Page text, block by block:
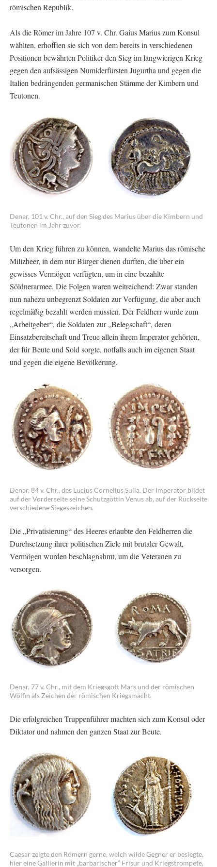
römischen Republik.
Als die Römer im Jahre 107 v. Chr. Gaius Marius zum Konsul
wählten, erhofften sie sich von dem bereits in verschiedenen
Positionen bewährten Politiker den Sieg im langwierigen Krieg
gegen den aufsässigen Numiderfürsten Jugurtha und gegen die
Italien bedrängenden germanischen Stämme der Kimbern und
Teutonen.
Denar, 101 v. Chr., auf den Sieg des Marius über die Kimbern und
Teutonen im Jahr zuvor.
Um den Krieg führen zu können, wandelte Marius das römische
Milizheer, in dem nur Bürger dienen durften, die über ein
gewisses Vermögen verfügten, um in eine bezahlte
Söldnerarmee. Die Folgen waren weitreichend: Zwar standen
nun nahezu unbegrenzt Soldaten zur Verfügung, die aber auch
regelmäßig bezahlt werden mussten. Der Feldherr wurde zum
„Arbeitgeber“, die Soldaten zur „Belegschaft“, deren
Einsatzbereitschaft und Treue allein ihrem Imperator gehörten,
der für Beute und Sold sorgte, notfalls auch im eigenen Staat
und gegen die eigene Bevölkerung.
Denar, 84 v. Chr., des Lucius Cornelius Sulla. Der Imperator bildet
auf der Vorderseite seine Schutzgöttin Venus ab, auf der Rückseite
verschiedene Siegeszeichen.
Die „Privatisierung“ des Heeres erlaubte den Feldherren die
Durchsetzung ihrer politischen Ziele mit brutaler Gewalt,
Vermögen wurden beschlagnahmt, um die Veteranen zu
versorgen.
Denar, 77 v. Chr., mit dem Kriegsgott Mars und der römischen
Wölfin als Zeichen der römischen Kriegsmacht.
Die erfolgreichen Truppenführer machten sich zum Konsul oder
Diktator und nahmen den ganzen Staat zur Beute.
Caesar zeigte den Römern gerne, welch wilde Gegner er besiegte,
hier eine Gallierin mit „barbarischer“ Frisur und Kriegstrompete,